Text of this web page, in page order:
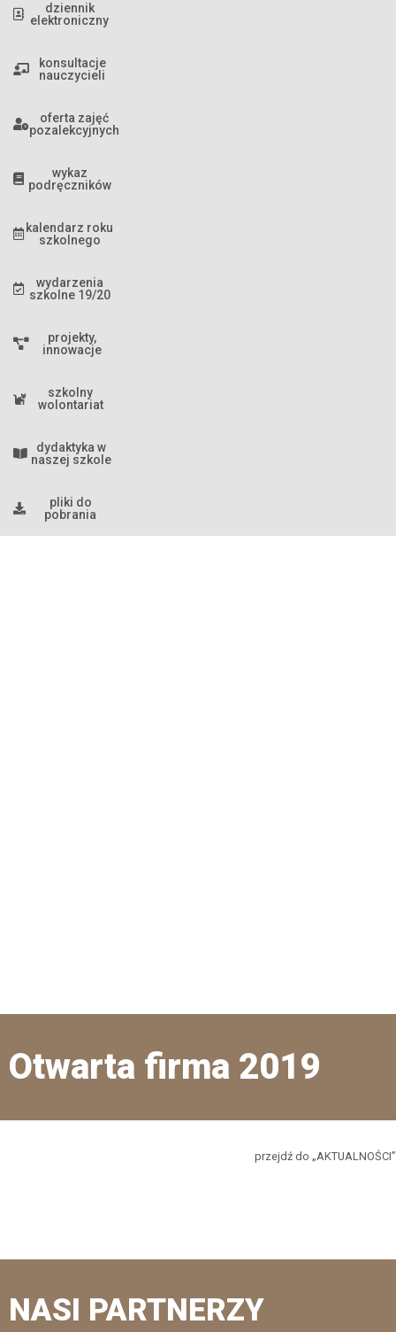
dziennik
elektroniczny
konsultacje
nauczycieli
oferta zajęć
pozalekcyjnych
wykaz
podręczników
kalendarz roku
szkolnego
wydarzenia
szkolne 19/20
projekty,
innowacje
szkolny
wolontariat
dydaktyka w
naszej szkole
pliki do
pobrania
Otwarta firma 2019
przejdź do „AKTUALNOŚCI”
NASI PARTNERZY